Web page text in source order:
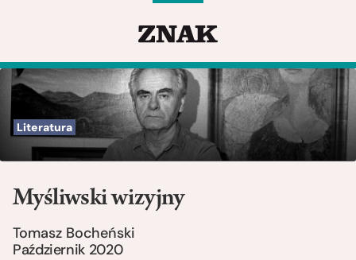
Literatura
Myśliwski wizyjny
Tomasz Bocheński
Październik 2020